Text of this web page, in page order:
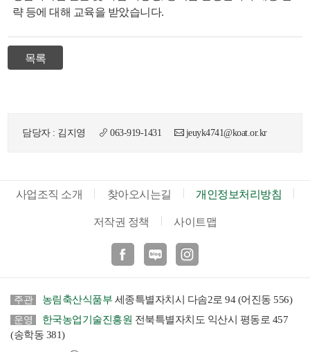
략 등에 대해 교육을 받았습니다.
목록
담당자 : 김지영 063-919-1431 jeuyk4741@koat.or.kr
사업조직 소개 찾아오시는길 개인정보처리방침
저작권 정책 사이트맵
인스타
주관 농림축산식품부 세종특별자치시 다솜2로 94 (어진동 556)
운영 한국농업기술진흥원 전북특별자치도 익산시 평동로 457
(송학동 381)